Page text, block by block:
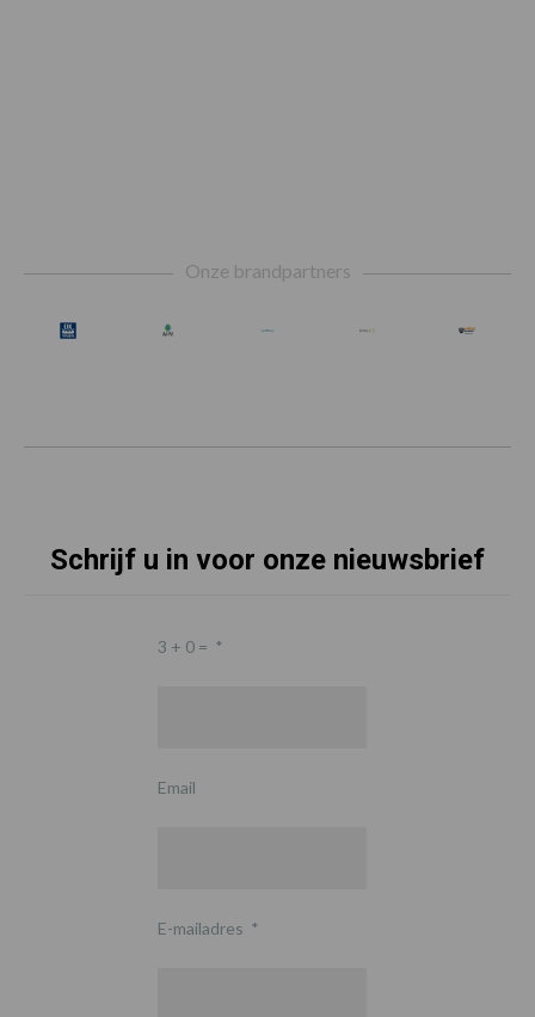
Onze brandpartners
Schrijf u in voor onze nieuwsbrief
3 + 0 = *
Email
E-mailadres *